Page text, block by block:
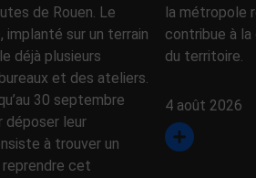
de Rouen. Le
implanté sur un terrain
déjà plusieurs
et des ateliers.
30 septembre
déposer leur
à trouver un
cet
la métropole
contribue à
du territoire.
4 août 2026